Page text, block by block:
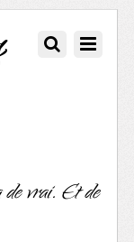
de vrai. Et de